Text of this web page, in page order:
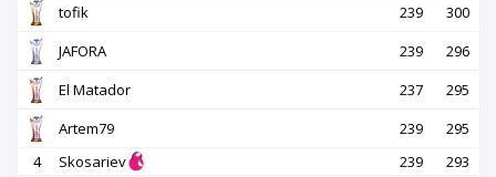
tofik 239
300
JAFORA
239
296
El Matador
237
295
Artem79
239
295
4
Skosariev 239
293